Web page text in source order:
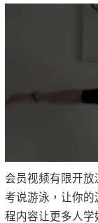
会员视频有限开
考说游泳，让你
程内容让更多人